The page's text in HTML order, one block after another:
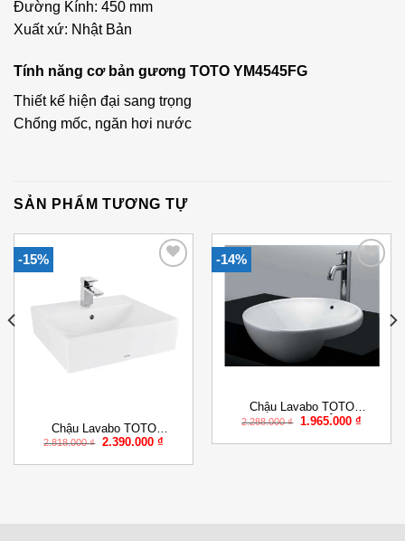
Đường Kính: 450 mm
Xuất xứ: Nhật Bản
Tính năng cơ bản gương TOTO YM4545FG
Thiết kế hiện đại sang trọng
Chống mốc, ngăn hơi nước
SẢN PHẨM TƯƠNG TỰ
-15%
Add to
Chậu Lavabo TOTO
LT710CTR#XW Đặt Bàn
2.818.000₫
Giá
là:
2.390.000 ₫Giá
tại
-14%
Add to
Wishlist
Chậu Lavabo TOTO
LT533R#XW Bán Âm Bàn
2.288.000₫
Giá
là:
1.965.000 ₫Giá
tại